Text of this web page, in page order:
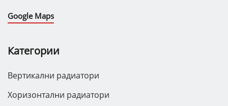
Google Maps
Категории
Вертикални радиатори
Хоризонтални радиатори